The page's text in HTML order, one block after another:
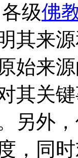
级佛
其来
始来
其关
另外
，同